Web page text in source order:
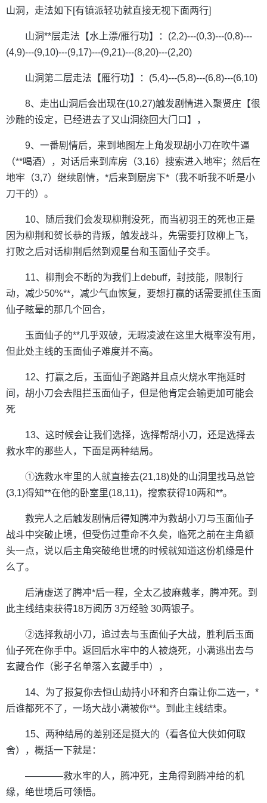
山洞，走法如下[有镇派轻功就直接无视下面两行]
山洞**层走法【水上漂/雁行功】：(2,2)---(0,3)---(0,8)---
(4,9)---(9,10)---(9,17)---(9,21)---(8,20)---(2,20)
山洞第二层走法【雁行功】：(5,4)---(5,8)---(6,8)---(6,10)
8、走出山洞后会出现在(10,27)触发剧情进入聚贤庄【很
沙雕的设定，已经进去了又山洞绕回大门口】，
9、一番剧情后，来到地图左上角发现胡小刀在吹牛逼
（**喝酒），对话后来到库房（3,16）搜索进入地牢；然后在
地牢（3,7）继续剧情，*后来到厨房下*（我不听我不听是小
刀干的）。
10、随后我们会发现柳荆没死，而当初羽王的死也正是
因为柳荆和贺长恭的背叛，触发战斗，先需要打败柳上飞，
打败之后对话柳荆后然到观星台和玉面仙子交手。
11、柳荆会不断的为我们上debuff，封技能，限制行
动，减少50%**，减少气血恢复，要想打赢的话需要抓住玉面
仙子眩晕的那几个回合，
玉面仙子的**几乎双破，无暇凌波在这里大概率没有用，
但此处主线的玉面仙子难度并不高。
12、打赢之后，玉面仙子跑路并且点火烧水牢拖延时
间，胡小刀会去阻拦玉面仙子，但是他肯定会输更加可能会
死
13、这时候会让我们选择，选择帮胡小刀，还是选择去
救水牢的那些人，下面是两种结局。
①选救水牢里的人就直接去(21,18)处的山洞里找马总管
(3,1)得知**在他的卧室里(18,11)，搜索获得10两和**。
救完人之后触发剧情后得知腾冲为救胡小刀与玉面仙子
战斗中突破止境，但受伤过重命不久矣，临死之前在主角额
头一点，说以后主角突破绝世境的时候就知道这份机缘是什
么了。
后清虚送了腾冲*后一程，全太乙披麻戴孝，腾冲死。到
此主线结束获得18万阅历 3万经验 30两银子。
②选择救胡小刀，追过去与玉面仙子大战，胜利后玉面
仙子死在你手中。返回后水牢中的人被烧死，小满逃出去与
玄藏合作（影子名单落入玄藏手中），
14、为了报复你去恒山劫持小环和齐白霜让你二选一，*
后谁都死不了，一场大战小满被你**。到此主线结束。
15、两种结局的差别还是挺大的（看各位大侠如何取
舍），概括一下就是：
————救水牢的人，腾冲死，主角得到腾冲给的机
缘，绝世境后可领悟。